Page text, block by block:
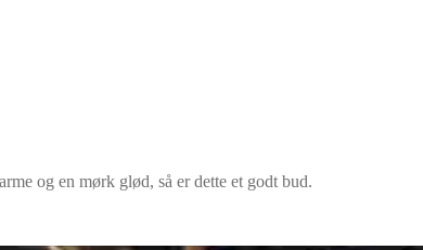
og en mørk glød, så er dette et godt bud.